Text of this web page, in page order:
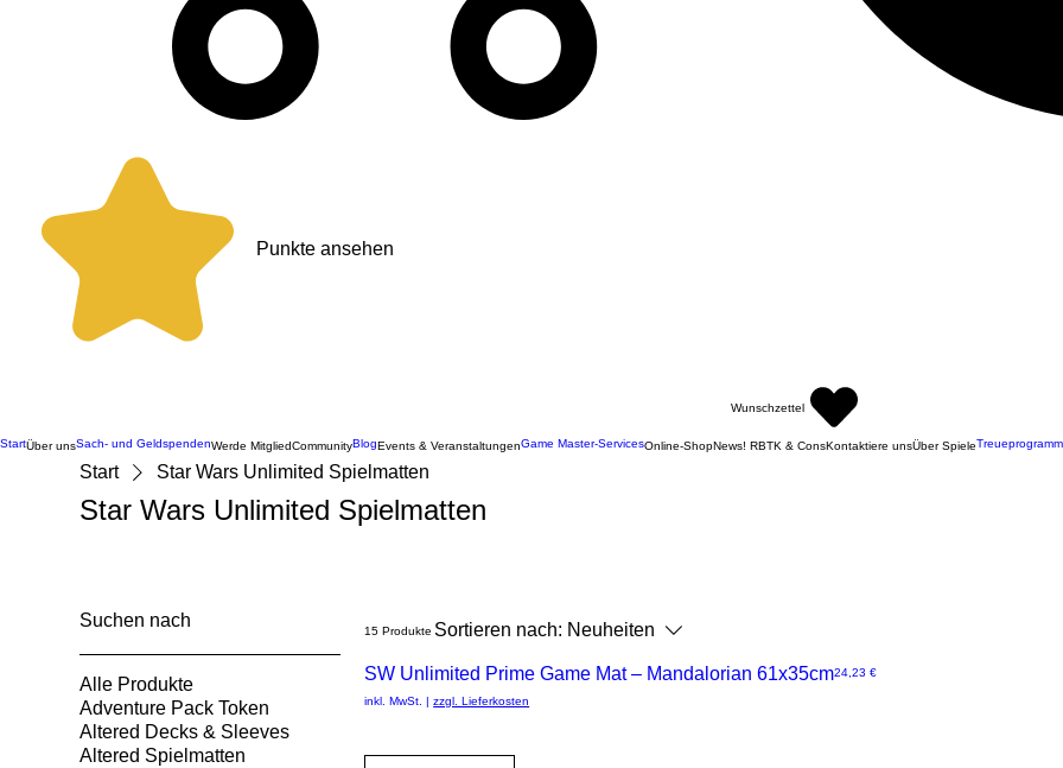
Punkte ansehen
Wunschzettel
StartÜber unsSach- und GeldspendenWerde MitgliedCommunityBlogEvents & VeranstaltungenGame Master-ServicesOnline-ShopNews! RBTK & ConsKontaktiere unsÜber SpieleTreueprogramm
Start Star Wars Unlimited Spielmatten
Star Wars Unlimited Spielmatten
Suchen nach
Alle Produkte
Adventure Pack Token
Altered Decks & Sleeves
Altered Spielmatten
15 Produkte Sortieren nach: Neuheiten
SW Unlimited Prime Game Mat – Mandalorian 61x35cmPreis
24,23 €
inkl. MwSt. |zzgl. Lieferkosten